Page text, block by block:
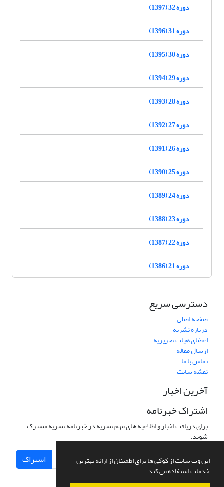
این وب سایت از کوکی ها برای اطمینان از ارائه بهترین
خدمات استفاده می کند.
دوره 32 (1397)
دوره 31 (1396)
دوره 30 (1395)
دوره 29 (1394)
دوره 28 (1393)
دوره 27 (1392)
دوره 26 (1391)
دوره 25 (1390)
دوره 24 (1389)
دوره 23 (1388)
دوره 22 (1387)
دوره 21 (1386)
دسترسی سریع
صفحه اصلی
درباره نشریه
اعضای هیات تحریریه
ارسال مقاله
تماس با ما
نقشه سایت
آخرین اخبار
اشتراک خبرنامه
برای دریافت اخبار و اطلاعیه های مهم نشریه در خبرنامه نشریه مشترک
شوید.
اشتراک